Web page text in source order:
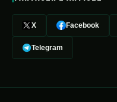
X Facebook
Telegram